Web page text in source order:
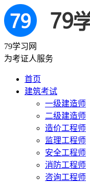
79学习网
为考证人服务
首页
建筑考试
一级建造师
二级建造师
造价工程师
监理工程师
安全工程师
消防工程师
咨询工程师